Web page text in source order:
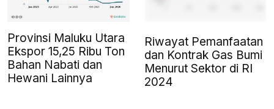
Provinsi Maluku Utara
Ekspor 15,25 Ribu Ton
Bahan Nabati dan
Hewani Lainnya
Riwayat Pemanfaatan
dan Kontrak Gas Bumi
Menurut Sektor di RI
2024